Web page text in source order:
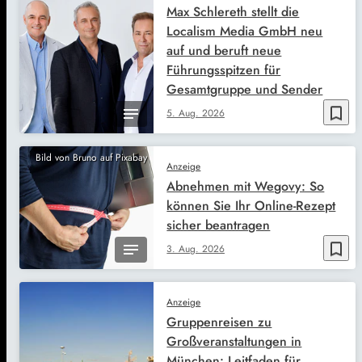
bookmark_border
5. Aug. 2026
Max Schlereth stellt die
Localism Media GmbH neu
auf und beruft neue
Führungsspitzen für
Gesamtgruppe und Sender
Bild von Bruno auf Pixabay
bookmark_border
Anzeige
3. Aug. 2026
Abnehmen mit Wegovy: So
können Sie Ihr Online-Rezept
sicher beantragen
Anzeige
Gruppenreisen zu
Großveranstaltungen in